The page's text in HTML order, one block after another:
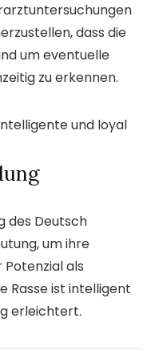
dass die
um eventuelle
zu erkennen.
und loyal
des Deutsch
um ihre
als
Rasse ist intelligent
erleichtert.